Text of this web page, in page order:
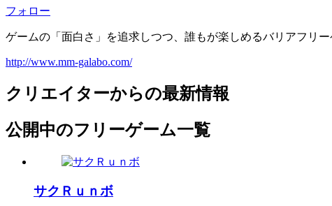
フォロー
ゲームの「面白さ」を追求しつつ、誰もが楽しめるバリアフリ
http://www.mm-galabo.com/
クリエイターからの最新情報
公開中のフリーゲーム一覧
サクＲｕｎボ